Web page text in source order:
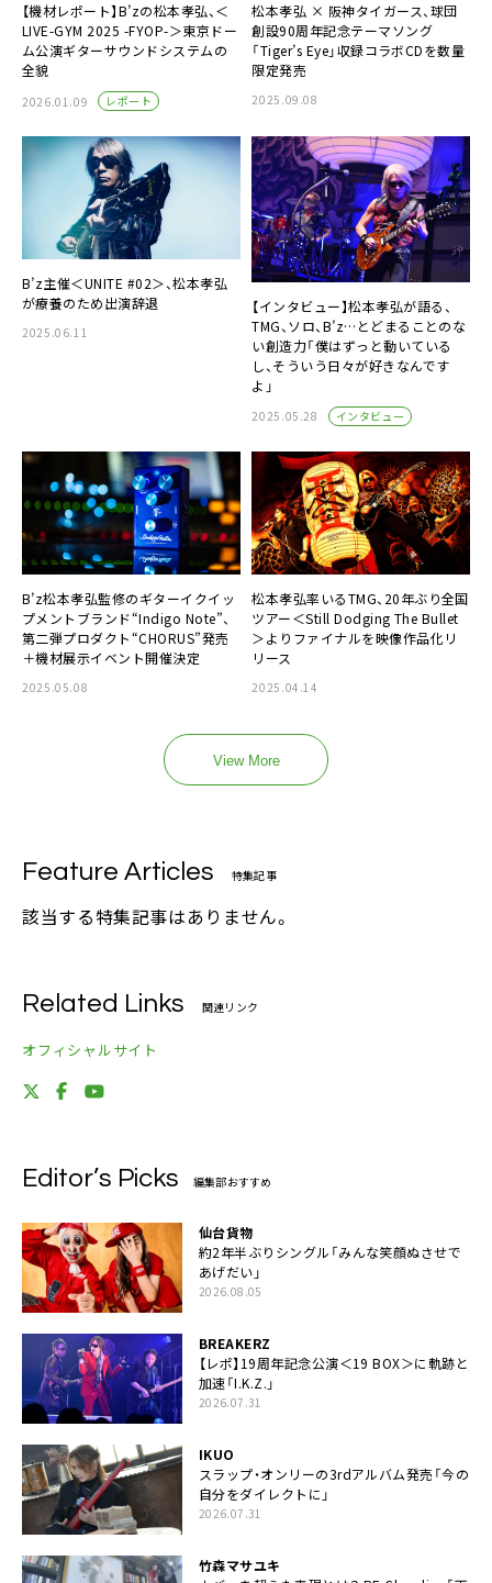
【機材レポート】B’zの松本孝弘、＜
LIVE-GYM 2025 -FYOP-＞東京ドー
ム公演ギターサウンドシステムの
全貌
2026.01.09 レポート
松本孝弘 × 阪神タイガース、球団
創設90周年記念テーマソング
「Tiger’s Eye」収録コラボCDを数量
限定発売
2025.09.08
B’z主催＜UNITE #02＞、松本孝弘
が療養のため出演辞退
2025.06.11
【インタビュー】松本孝弘が語る、
TMG、ソロ、B’z…とどまることのな
い創造力「僕はずっと動いている
し、そういう日々が好きなんです
よ」
2025.05.28 インタビュー
B’z松本孝弘監修のギターイクイッ
プメントブランド“Indigo Note”、
第二弾プロダクト“CHORUS”発売
＋機材展示イベント開催決定
2025.05.08
松本孝弘率いるTMG、20年ぶり全国
ツアー＜Still Dodging The Bullet
＞よりファイナルを映像作品化リ
リース
2025.04.14
View More
Feature Articles 特集記事
該当する特集記事はありません。
Related Links 関連リンク
オフィシャルサイト
Editor’s Picks 編集部おすすめ
仙台貨物
約2年半ぶりシングル「みんな笑顔ぬさせで
あげだい」
2026.08.05
BREAKERZ
【レポ】19周年記念公演＜19 BOX＞に軌跡と
加速「I.K.Z.」
2026.07.31
IKUO
スラップ・オンリーの3rdアルバム発売「今の
自分をダイレクトに」
2026.07.31
竹森マサユキ